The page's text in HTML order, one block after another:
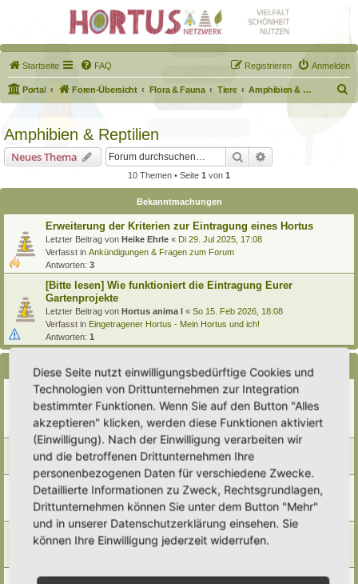
Startseite FAQ Anmelden
Registrieren
Portal Foren-Übersicht Flora & Fauna Tiere Amphibien & Reptilien
u
Amphibien & Reptilien
Neues Thema Suche
10 Themen • Seite 1 von 1
Bekanntmachungen
Erweiterung der Kriterien zur Eintragung eines Hortus
Letzter Beitrag von Heike Ehrle « Di 29. Jul 2025, 17:08
Verfasst in Ankündigungen & Fragen zum Forum
Antworten: 3
[Bitte lesen] Wie funktioniert die Eintragung Eurer
Gartenprojekte
Letzter Beitrag von Hortus anima l « So 15. Feb 2026, 18:08
Verfasst in Eingetragener Hortus - Mein Hortus und ich!
Antworten: 1
Themen
Neuer Steingarten für Eidechsen und selten heimische
Stauden von Frank Schröder
Letzter Beitrag von Simbienchen
Mo 8. Dez 2025, 11:06
Antworten:6
Die fünf Eidechsenarten in Deutschland
Letzter Beitrag von Simbienchen«So 7. Dez 2025, 13:57
Eidechsenportrett
Letzter Beitrag von RonB
So 21. Jul 2024, 12:13
Antworten:1
Der Amphibienfreundliche Garten: Das Laichgewässer
Letzter Beitrag vonPrimulaveris«Mo 19. Feb 2024, 12:10
Der Amphibienfreundliche Garten: Verstecke für Amphibien
Diese Seite nutzt einwilligungsbedürftige Cookies und
Technologien von Drittunternehmen zur Integration
bestimmter Funktionen. Wenn Sie auf den Button "Alles
akzeptieren" klicken, werden diese Funktionen aktiviert
(Einwilligung). Nach der Einwilligung verarbeiten wir
und die betroffenen Drittunternehmen Ihre
personenbezogenen Daten für verschiedene Zwecke.
Detaillierte Informationen zu Zweck, Rechtsgrundlagen,
Drittunternehmen können Sie unter dem Button "Mehr"
und in unserer Datenschutzerklärung einsehen. Sie
können Ihre Einwilligung jederzeit widerrufen.